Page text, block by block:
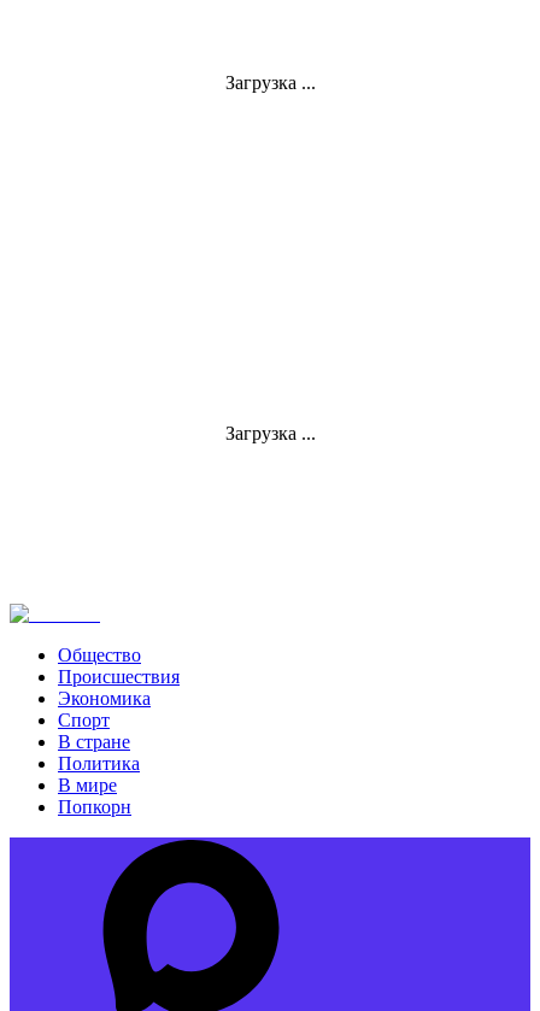
Загрузка ...
Загрузка ...
Общество
Происшествия
Экономика
Спорт
В стране
Политика
В мире
Попкорн